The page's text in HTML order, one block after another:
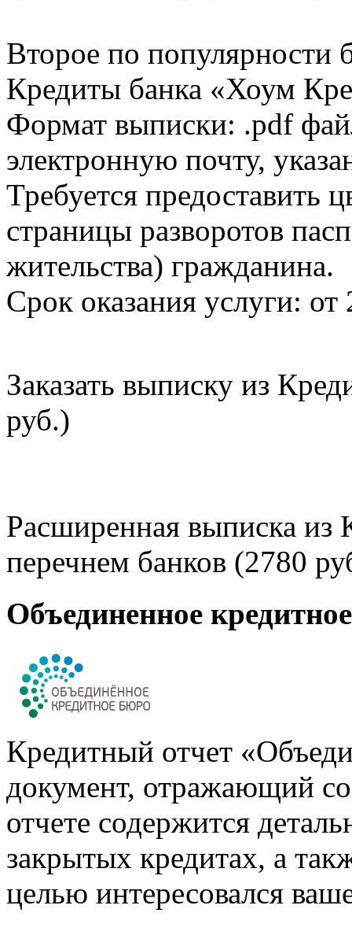
Второе по популярности
Кредиты банка «Хоум
Формат выписки: .pdf
электронную почту,
Требуется предоставить
страницы разворотов
жительства) гражданина.
Срок оказания услуги: от
Заказать выписку из
руб.)
Расширенная выписка из
перечнем банков (2780
Объединенное
Кредитный отчет
документ, отражающий
отчете содержится
закрытых кредитах, а
целью интересовался